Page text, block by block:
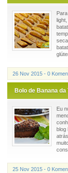
26 Nov 2015 - 0
Bolo de Banana
Eu
blog
25 Nov 2015 - 0